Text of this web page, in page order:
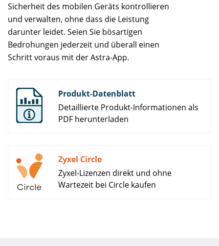
Sicherheit des mobilen Geräts kontrollieren
und verwalten, ohne dass die Leistung
darunter leidet. Seien Sie bösartigen
Bedrohungen jederzeit und überall einen
Schritt voraus mit der Astra-App.
Produkt-Datenblatt
Detaillierte Produkt-Informationen als
PDF herunterladen
Zyxel Circle
Zyxel-Lizenzen direkt und ohne
Wartezeit bei Circle kaufen